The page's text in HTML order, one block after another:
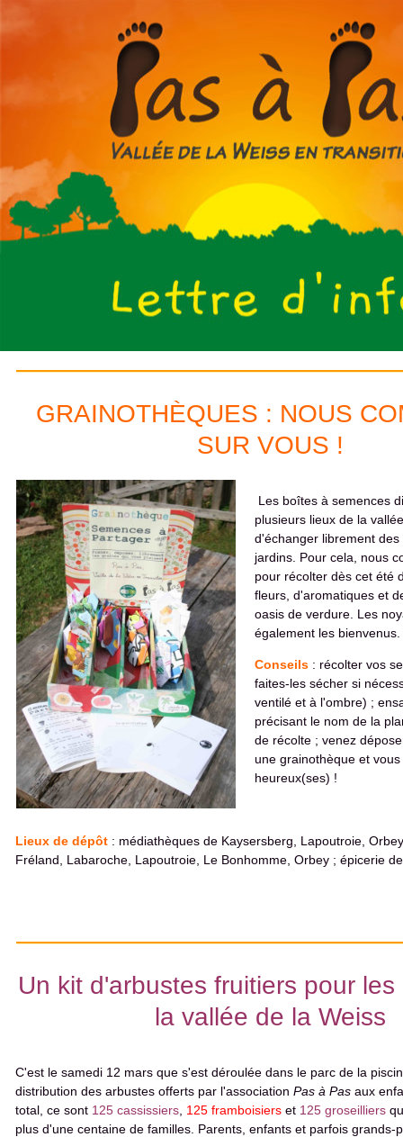
GRAINOTHÈQUES : NOUS
SUR VOUS !
Les boîtes à semences
plusieurs lieux de la
d'échanger librement
jardins. Pour cela, nous
pour récolter dès cet été
fleurs, d'aromatiques et
oasis de verdure. Les
également les bienvenus.
Conseils : récolter vos
faites-les sécher si
ventilé et à l'ombre) ;
précisant le nom de la
de récolte ; venez
une grainothèque et
heureux(ses) !
Lieux de dépôt : médiathèques de Kaysersberg, Lapoutroie,
Fréland, Labaroche, Lapoutroie, Le Bonhomme, Orbey ; épicerie
Un kit d'arbustes fruitiers pour
la vallée de la Weiss
C'est le samedi 12 mars que s'est déroulée dans le parc de la
distribution des arbustes offerts par l'association Pas à Pas aux
total, ce sont 125 cassissiers 125 framboisiers et 125 groseilliers
plus d'une centaine de familles. Parents, enfants et parfois grands-